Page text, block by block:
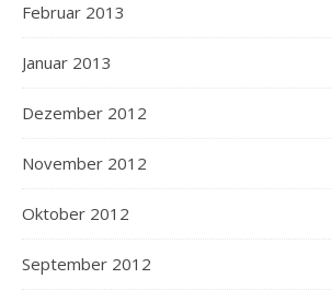
Februar 2013
Januar 2013
Dezember 2012
November 2012
Oktober 2012
September 2012